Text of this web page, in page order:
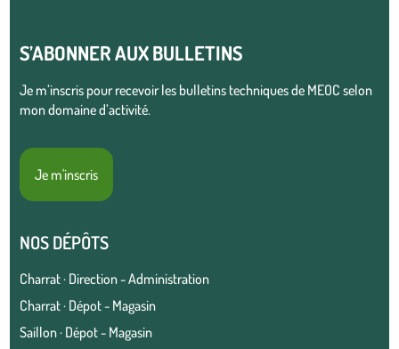
S’ABONNER AUX BULLETINS
Je m’inscris pour recevoir les bulletins techniques de MEOC selon
mon domaine d’activité.
Je m'inscris
NOS DÉPÔTS
Charrat · Direction - Administration
Charrat · Dépot - Magasin
Saillon · Dépot - Magasin